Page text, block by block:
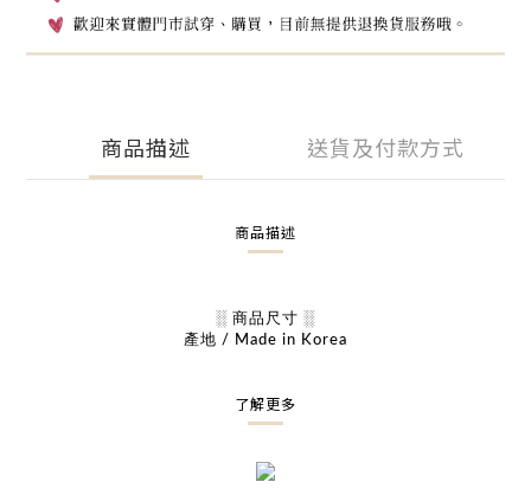
商品描述 送貨及付款方式
商品描述
░ 商品尺寸 ░
產地 / Made in Korea
了解更多